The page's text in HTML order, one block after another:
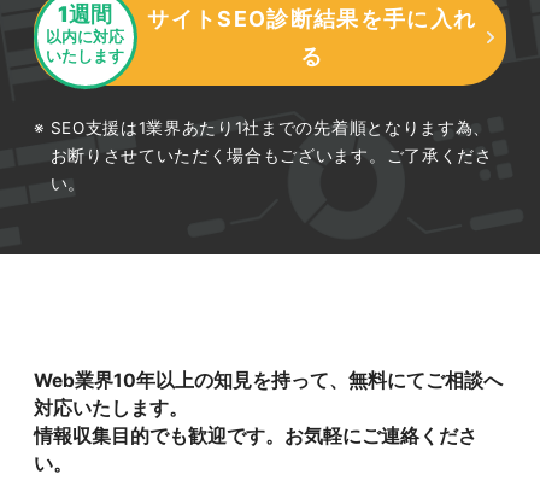
1週間
以内に対応
いたします
サイトSEO診断結果を手に入れ
る
SEO支援は1業界あたり1社までの先着順となります為、
お断りさせていただく場合もございます。ご了承くださ
い。
Web業界10年以上の知見を持って、無料にてご相談へ
対応いたします。
情報収集目的でも歓迎です。お気軽にご連絡くださ
い。